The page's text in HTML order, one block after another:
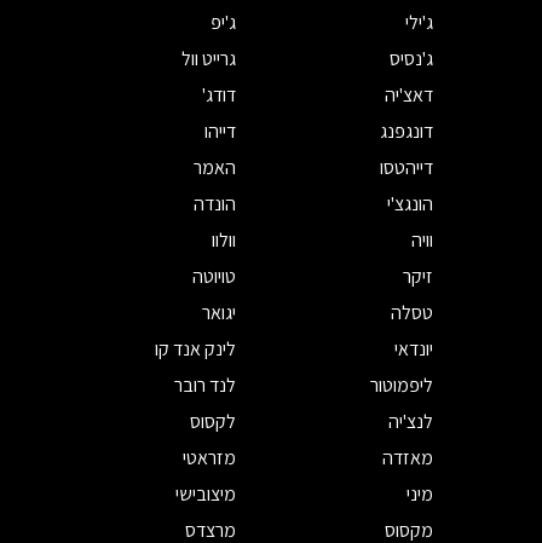
ג'ילי
ג'יפ
ג'נסיס
גרייט וול
דאצ'יה
דודג'
דונגפנג
דייהו
דייהטסו
האמר
הונגצ'י
הונדה
וויה
וולוו
זיקר
טויוטה
טסלה
יגואר
יונדאי
לינק אנד קו
ליפמוטור
לנד רובר
לנצ'יה
לקסוס
מאזדה
מזראטי
מיני
מיצובישי
מקסוס
מרצדס